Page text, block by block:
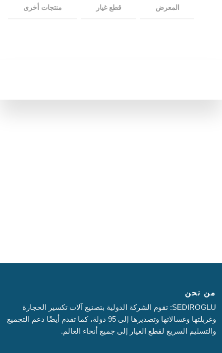
المعرض قطع غيار منتجات أخرى
من نحن
SEDIROGLU: تقوم الشركة الدولية بتصنيع آلات تكسير الحجارة
وغربلتها وغسالاتها وتصديرها إلى 95 دولة، كما تقدم أيضًا دعم التجميع
والتسليم السريع لقطع الغيار إلى جميع أنحاء العالم.